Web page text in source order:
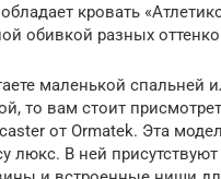
кровать
обивкой разных
маленькой спальней
то вам стоит
от Ormatek. Эта
люкс. В ней присутствуют